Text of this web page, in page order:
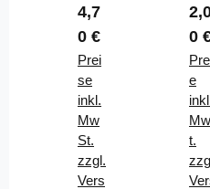
3er
Set
3-
5g
Regulärer Preis:
4,7
0 €
Prei
se
inkl.
Mw
St.
zzgl.
Vers
nda
rd
20
ck
Sor
0
e
t.